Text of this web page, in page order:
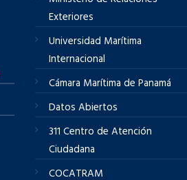
Exteriores
Universidad Marítima
Internacional
Cámara Marítima de Panamá
Datos Abiertos
311 Centro de Atención
Ciudadana
COCATRAM